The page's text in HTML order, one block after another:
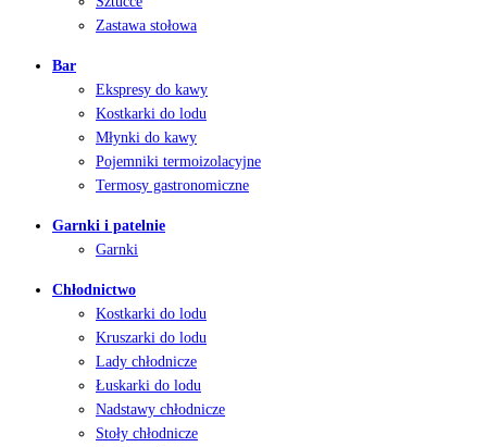
Zastawa stołowa
Bar
Ekspresy do kawy
Kostkarki do lodu
Młynki do kawy
Pojemniki termoizolacyjne
Termosy gastronomiczne
Garnki i patelnie
Garnki
Chłodnictwo
Kostkarki do lodu
Kruszarki do lodu
Lady chłodnicze
Łuskarki do lodu
Nadstawy chłodnicze
Stoły chłodnicze